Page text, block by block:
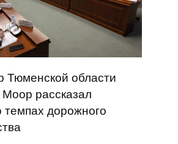
Тюменской области
рассказал
темпах дорожного